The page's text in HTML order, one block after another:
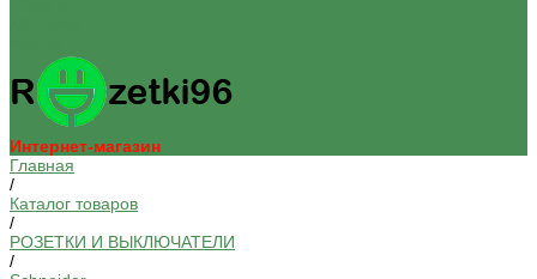
Интернет-магазин
Главная
/
Каталог товаров
/
РОЗЕТКИ И ВЫКЛЮЧАТЕЛИ
/